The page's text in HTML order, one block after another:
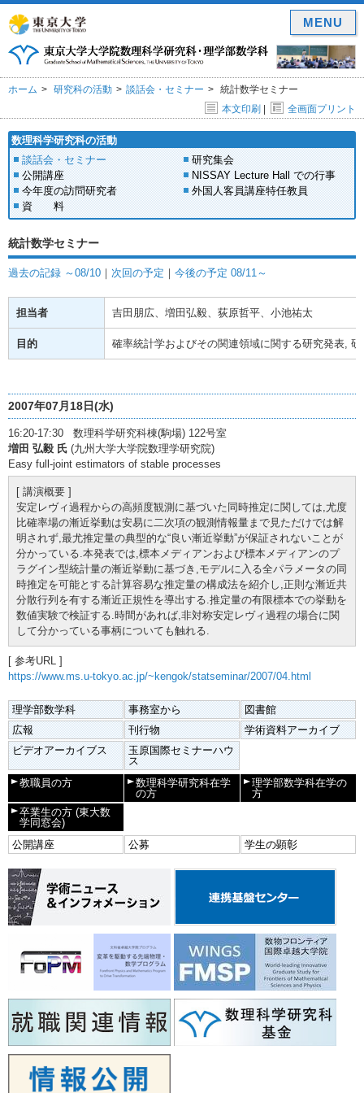
ホーム 研究科の活動 談話会・セミナー
統計数学セミナー
本文印刷 | 全画面プリント
数理科学研究科の活動
談話会・セミナー
研究集会
公開講座
NISSAY Lecture Hall での行事
今年度の訪問研究者
外国人客員講座特任教員
資 料
統計数学セミナー
過去の記録 ～08/10 ｜ 次回の予定 ｜ 今後の予定 08/11～
担当者 吉田朋広、増田弘毅、荻原哲平、小池祐太
目的 確率統計学およびその関連領域に関する研究発表,
2007年07月18日(水)
16:20-17:30 数理科学研究科棟(駒場) 122号室
増田 弘毅 氏 (九州大学大学院数理学研究院)
Easy full-joint estimators of stable processes
[ 講演概要 ]
安定レヴィ過程からの高頻度観測に基づいた同時推定に関しては,尤度
比確率場の漸近挙動は安易に二次項の観測情報量まで見ただけでは解
明されず,最尤推定量の典型的な“良い漸近挙動”が保証されないことが
分かっている.本発表では,標本メディアンおよび標本メディアンのプ
ラグイン型統計量の漸近挙動に基づき,モデルに入る全パラメータの同
時推定を可能とする計算容易な推定量の構成法を紹介し,正則な漸近共
分散行列を有する漸近正規性を導出する.推定量の有限標本での挙動を
数値実験で検証する.時間があれば,非対称安定レヴィ過程の場合に関
して分かっている事柄についても触れる.
[ 参考URL ]
https://www.ms.u-tokyo.ac.jp/~kengok/statseminar/2007/04.html
理学部数学科 事務室から
図書館
広報
刊行物
学術資料アーカイブ
ビデオアーカイブス
玉原国際セミナーハウ
ス
教職員の方
数理科学研究科在学
の方
理学部数学科在学の
方
卒業生の方 (東大数
学同窓会)
公開講座
公募 学生の顕彰
MENU